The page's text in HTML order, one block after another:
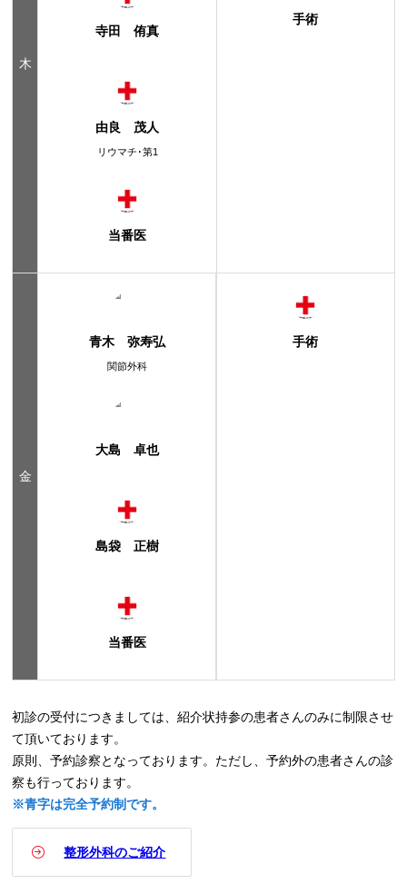
木
金
寺田 侑真
由良 茂人
リウマチ･第1
当番医
青木 弥寿弘
関節外科
大島 卓也
島袋 正樹
当番医
手術
手術
初診の受付につきましては、紹介状持参の患者さんのみに制限させ
て頂いております。
原則、予約診察となっております。ただし、予約外の患者さんの診
察も行っております。
※青字は完全予約制です。
整形外科のご紹介